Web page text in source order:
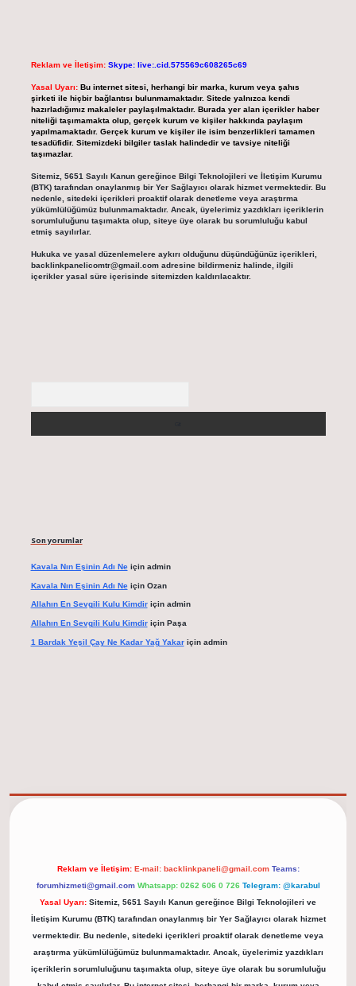
Reklam ve İletişim: Skype: live:.cid.575569c608265c69
Yasal Uyarı: Bu internet sitesi, herhangi bir marka, kurum veya şahıs
şirketi ile hiçbir bağlantısı bulunmamaktadır. Sitede yalnızca kendi
hazırladığımız makaleler paylaşılmaktadır. Burada yer alan içerikler haber
niteliği taşımamakta olup, gerçek kurum ve kişiler hakkında paylaşım
yapılmamaktadır. Gerçek kurum ve kişiler ile isim benzerlikleri tamamen
tesadüfidir. Sitemizdeki bilgiler taslak halindedir ve tavsiye niteliği
taşımazlar.
Sitemiz, 5651 Sayılı Kanun gereğince Bilgi Teknolojileri ve İletişim Kurumu
(BTK) tarafından onaylanmış bir Yer Sağlayıcı olarak hizmet vermektedir. Bu
nedenle, sitedeki içerikleri proaktif olarak denetleme veya araştırma
yükümlülüğümüz bulunmamaktadır. Ancak, üyelerimiz yazdıkları içeriklerin
sorumluluğunu taşımakta olup, siteye üye olarak bu sorumluluğu kabul
etmiş sayılırlar.
Hukuka ve yasal düzenlemelere aykırı olduğunu düşündüğünüz içerikleri,
backlinkpanelicomtr@gmail.comadresine bildirmeniz halinde, ilgili
içerikler yasal süre içerisinde sitemizden kaldırılacaktır.
Son yorumlar
Kavala Nın Eşinin Adı Neiçin admin
Kavala Nın Eşinin Adı Neiçin Ozan
Allahın En Sevgili Kulu Kimdiriçin admin
Allahın En Sevgili Kulu Kimdiriçin Paşa
1 Bardak Yeşil Çay Ne Kadar Yağ Yakariçin admin
Reklam ve İletişim: E-mail: backlinkpaneli@gmail.com Teams:
forumhizmeti@gmail.com Whatsapp: 0262 606 0 726 Telegram: @karabul
Yasal Uyarı: Sitemiz, 5651 Sayılı Kanun gereğince Bilgi Teknolojileri ve
İletişim Kurumu (BTK) tarafından onaylanmış bir Yer Sağlayıcı olarak hizmet
vermektedir. Bu nedenle, sitedeki içerikleri proaktif olarak denetleme veya
araştırma yükümlülüğümüz bulunmamaktadır. Ancak, üyelerimiz yazdıkları
içeriklerin sorumluluğunu taşımakta olup, siteye üye olarak bu sorumluluğu